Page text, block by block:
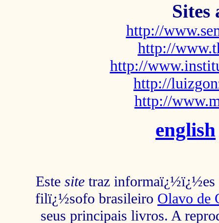
Sites
http://
http://
http://
http://
http://
english
Este site traz informaï¿½ï¿½es
filï¿½sofo brasileiro Olavo de
seus principais livros. A